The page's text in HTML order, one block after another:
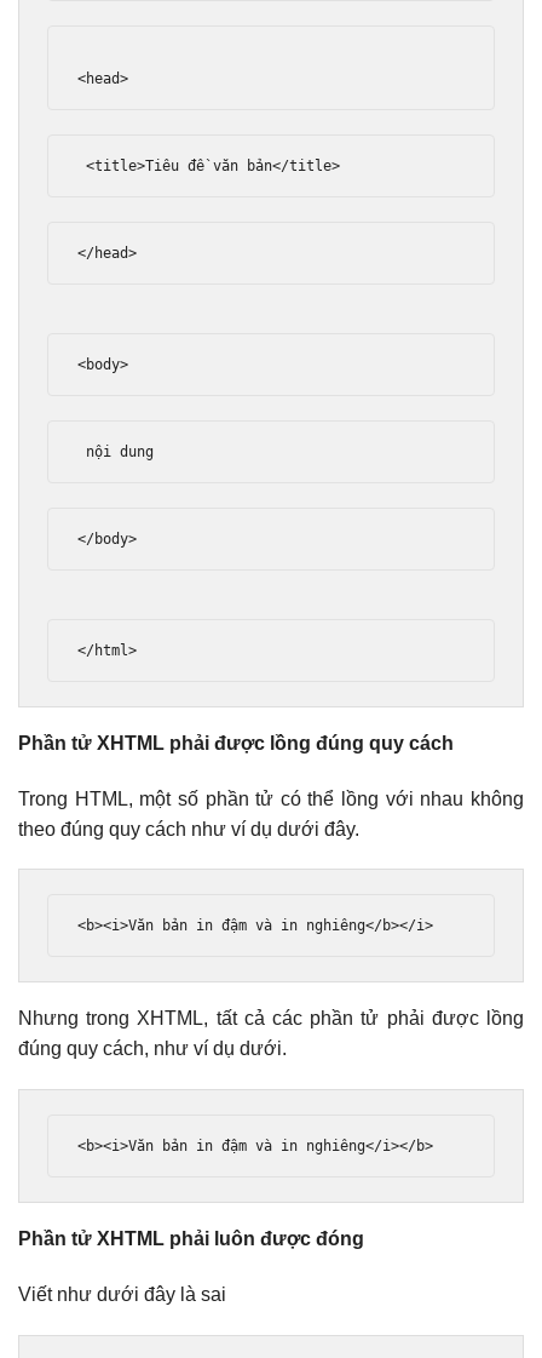
<head>
<title>Tiêu đề văn bản</title>
</head>
<body>
nội dung
</body>
</html>
Phần tử XHTML phải được lồng đúng quy cách
Trong HTML, một số phần tử có thể lồng với nhau không
theo đúng quy cách như ví dụ dưới đây.
<b><i>Văn bản in đậm và in nghiêng</b></i>
Nhưng trong XHTML, tất cả các phần tử phải được lồng
đúng quy cách, như ví dụ dưới.
<b><i>Văn bản in đậm và in nghiêng</i></b>
Phần tử XHTML phải luôn được đóng
Viết như dưới đây là sai